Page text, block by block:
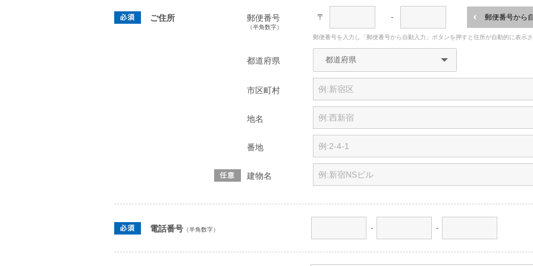
ご住所 郵便番号
（半角数字）
〒 - 郵便番号から
郵便番号を入力し「郵便番号から自動入力」ボタンを押すと住所が自動的に表示さ
都道府県
市区町村
地名
番地
建物名
電話番号 （半角数字） - -